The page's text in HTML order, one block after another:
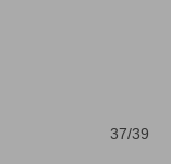
37/39